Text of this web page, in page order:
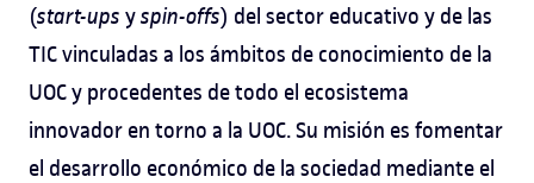
(start-ups yspin-offs) del sector educativo y de las
TIC vinculadas a los ámbitos de conocimiento de la
UOC y procedentes de todo el ecosistema
innovador en torno a la UOC. Su misión es fomentar
el desarrollo económico de la sociedad mediante el